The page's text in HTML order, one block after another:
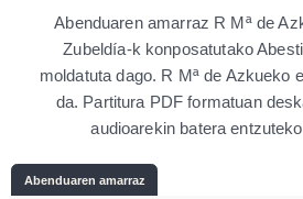
Abenduaren amarraz R Mª de
Zubeldía-k konposatutako
moldatuta dago. R Mª de Azkueko
da. Partitura PDF formatuan
audioarekin batera
Abenduaren amarraz